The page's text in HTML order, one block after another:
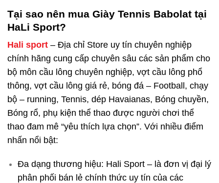
Tại sao nên mua Giày Tennis Babolat tại
HaLi Sport?
Hali sport – Địa chỉ Store uy tín chuyên nghiệp
chính hãng cung cấp chuyên sâu các sản phẩm cho
bộ môn cầu lông chuyên nghiệp, vợt cầu lông phổ
thông, vợt cầu lông giá rẻ, bóng đá – Football, chạy
bộ – running, Tennis, dép Havaianas, Bóng chuyền,
Bóng rổ, phụ kiện thể thao được người chơi thể
thao đam mê “yêu thích lựa chọn”. Với nhiều điểm
nhấn nổi bật:
Đa dạng thương hiệu: Hali Sport – là đơn vị đại lý
phân phối bán lẻ chính thức uy tín của các